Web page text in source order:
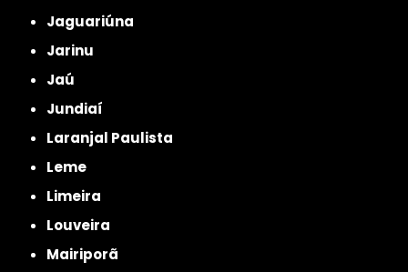
Jaguariúna
Jarinu
Jaú
Jundiaí
Laranjal Paulista
Leme
Limeira
Louveira
Mairiporã